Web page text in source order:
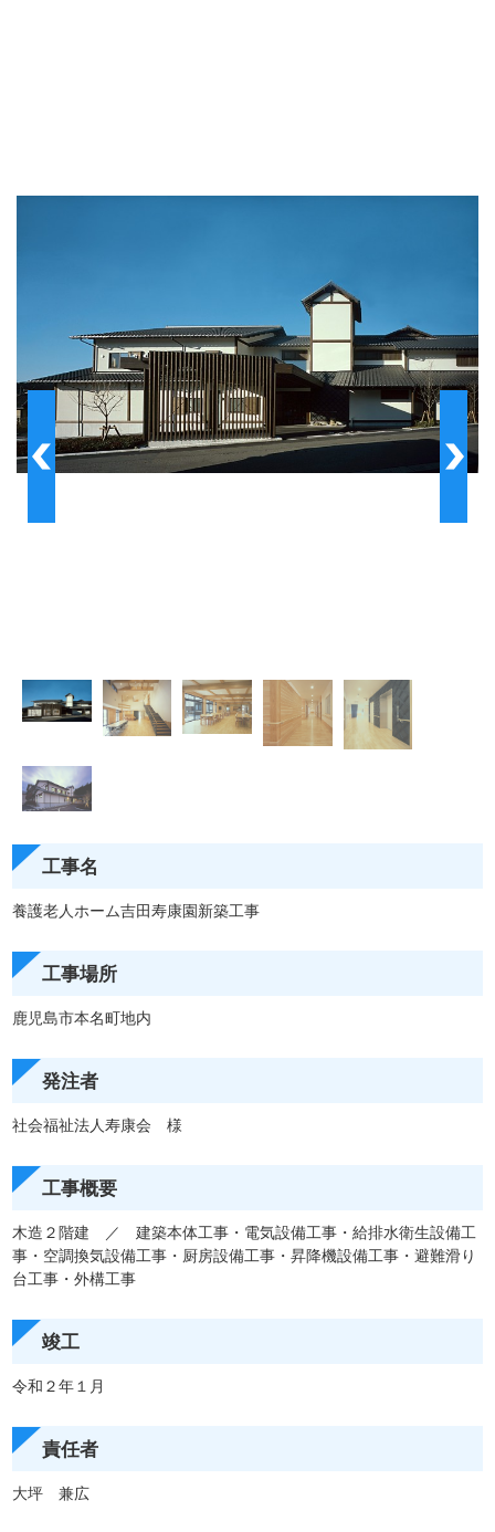
工事名
養護老人ホーム吉田寿康園新築工事
工事場所
鹿児島市本名町地内
発注者
社会福祉法人寿康会 様
工事概要
木造２階建 ／ 建築本体工事・電気設備工事・給排水衛生設備工
事・空調換気設備工事・厨房設備工事・昇降機設備工事・避難滑り
台工事・外構工事
竣工
令和２年１月
責任者
大坪 兼広